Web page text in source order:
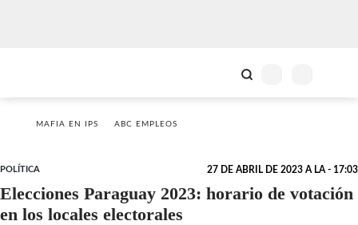
MAFIA EN IPS ABC EMPLEOS
POLÍTICA 27 DE ABRIL DE 2023 A LA - 17:03
Elecciones Paraguay 2023: horario de votación
en los locales electorales